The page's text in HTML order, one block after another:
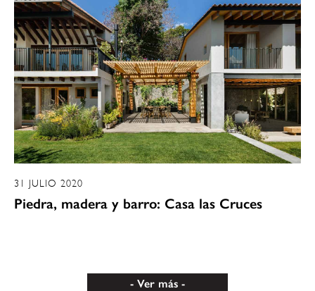
31 JULIO 2020
Piedra, madera y barro: Casa las Cruces
Ver más